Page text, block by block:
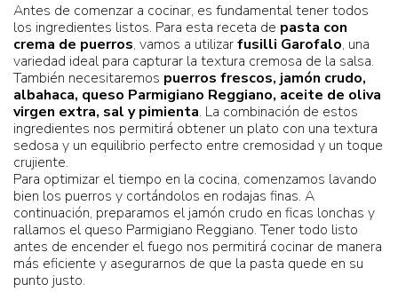
Antes de comenzar a cocinar, es fundamental tener todos
los ingredientes listos. Para esta receta de pasta con
crema de puerros, vamos a utilizarfusilli Garofalo, una
variedad ideal para capturar la textura cremosa de la salsa.
También necesitaremos puerros frescos, jamón crudo,
albahaca, queso Parmigiano Reggiano, aceite de oliva
virgen extra, sal y pimienta. La combinación de estos
ingredientes nos permitirá obtener un plato con una textura
sedosa y un equilibrio perfecto entre cremosidad y un toque
crujiente.
Para optimizar el tiempo en la cocina, comenzamos lavando
bien los puerros y cortándolos en rodajas finas. A
continuación, preparamos el jamón crudo en ficas lonchas y
rallamos el queso Parmigiano Reggiano. Tener todo listo
antes de encender el fuego nos permitirá cocinar de manera
más eficiente y asegurarnos de que la pasta quede en su
punto justo.